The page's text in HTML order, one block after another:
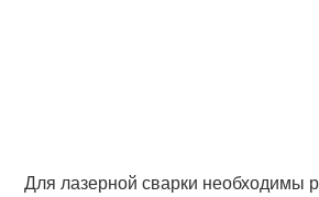
Для лазерной сварки необходимы